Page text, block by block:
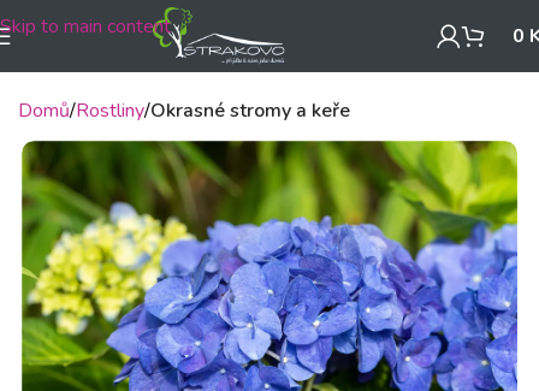
Skip to main content 0
Domů Rostliny Okrasné stromy a keře